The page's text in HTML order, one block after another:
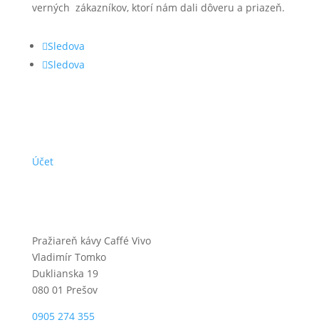
verných zákazníkov, ktorí nám dali dôveru a priazeň.
Sledova
Sledova
Účet
Pražiareň kávy Caffé Vivo
Vladimír Tomko
Duklianska 19
080 01 Prešov
0905 274 355